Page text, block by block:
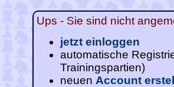
Ups - Sie sind nicht
jetzt einloggen
automatische
Trainingspartien)
neuen Account